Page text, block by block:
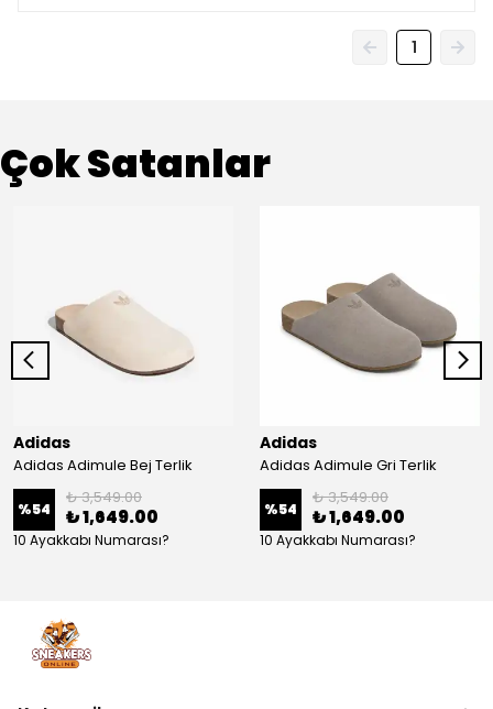
1
Çok Satanlar
Adidas
Adidas Adimule Bej Terlik
%54
₺ 3,549.00
₺ 1,649.00
10 Ayakkabı Numarası?
Adidas
Adidas Adimule Gri Terlik
%54
₺ 3,549.00
₺ 1,649.00
10 Ayakkabı Numarası?